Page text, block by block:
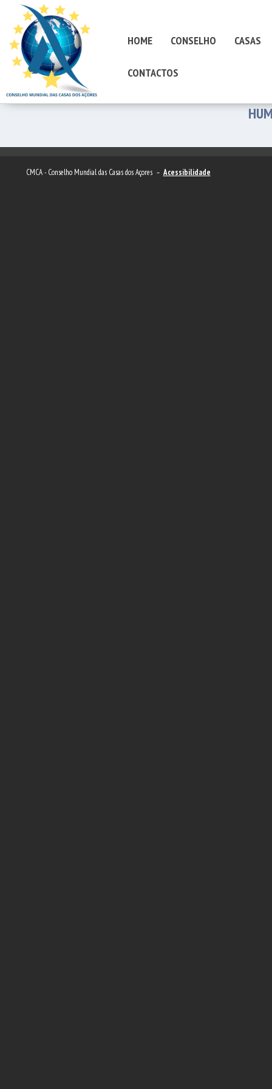
HOME CONSELHO CASAS
CONTACTOS
CMCA - Conselho Mundial das Casas dos Açores – Acessibilidade